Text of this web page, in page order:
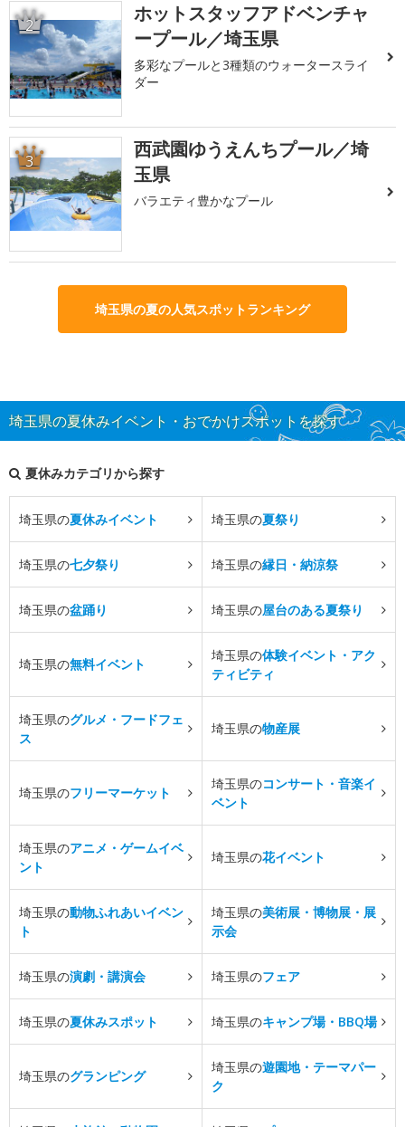
2
ホットスタッフアドベンチャ
ープール／埼玉県
多彩なプールと3種類のウォータースライ
ダー
3
西武園ゆうえんちプール／埼
玉県
バラエティ豊かなプール
埼玉県の夏の人気スポットランキング
埼玉県の夏休みイベント・おでかけスポットを探す
夏休みカテゴリから探す
埼玉県の夏休みイベント 埼玉県の夏祭り
埼玉県の七夕祭り 埼玉県の縁日・納涼祭
埼玉県の盆踊り 埼玉県の屋台のある夏祭り
埼玉県の無料イベント
埼玉県の体験イベント・アク
ティビティ
埼玉県のグルメ・フードフェ
ス
埼玉県の物産展
埼玉県のフリーマーケット
埼玉県のコンサート・音楽イ
ベント
埼玉県のアニメ・ゲームイベ
ント
埼玉県の花イベント
埼玉県の動物ふれあいイベン
ト
埼玉県の美術展・博物展・展
示会
埼玉県の演劇・講演会 埼玉県のフェア
埼玉県の夏休みスポット 埼玉県のキャンプ場・BBQ場
埼玉県のグランピング
埼玉県の遊園地・テーマパー
ク